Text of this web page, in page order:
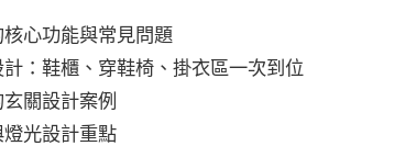
心功能與常見問題
：鞋櫃、穿鞋椅、掛衣區一次到位
關設計案例
光設計重點